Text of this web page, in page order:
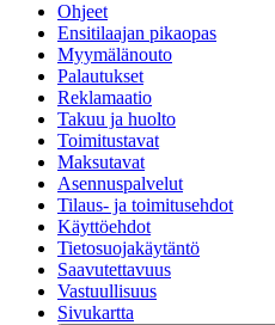
Ohjeet
Ensitilaajan pikaopas
Myymälänouto
Palautukset
Reklamaatio
Takuu ja huolto
Toimitustavat
Maksutavat
Asennuspalvelut
Tilaus- ja toimitusehdot
Käyttöehdot
Tietosuojakäytäntö
Saavutettavuus
Vastuullisuus
Sivukartta